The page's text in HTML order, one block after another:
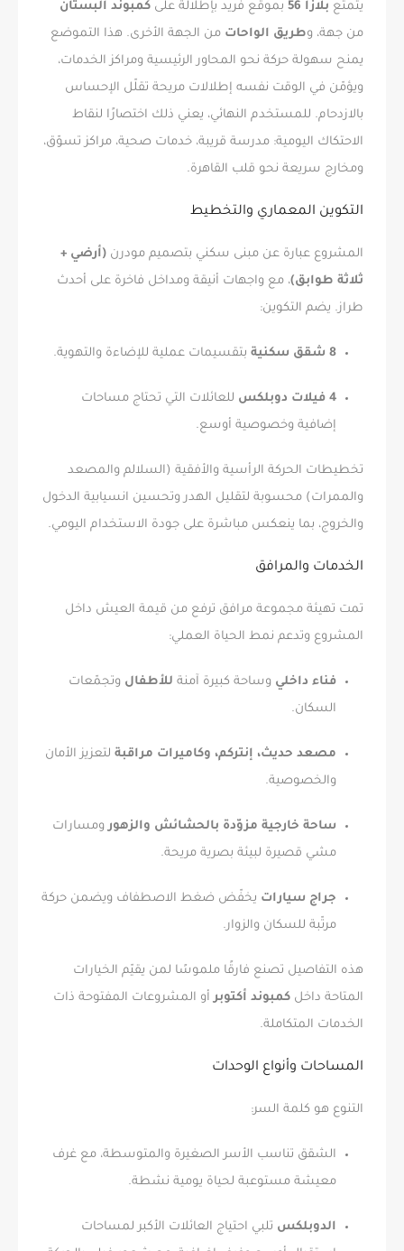
يتمتع بلازا 56 بموقع فريد بإطلالة على كمبوند البستان
من جهة، وطريق الواحات من الجهة الأخرى. هذا التموضع
يمنح سهولة حركة نحو المحاور الرئيسية ومراكز الخدمات،
ويؤمّن في الوقت نفسه إطلالات مريحة تقلّل الإحساس
بالازدحام. للمستخدم النهائي، يعني ذلك اختصارًا لنقاط
الاحتكاك اليومية: مدرسة قريبة، خدمات صحية، مراكز تسوّق،
ومخارج سريعة نحو قلب القاهرة.
التكوين المعماري والتخطيط
المشروع عبارة عن مبنى سكني بتصميم مودرن (أرضي +
ثلاثة طوابق)، مع واجهات أنيقة ومداخل فاخرة على أحدث
طراز. يضم التكوين:
8 شقق سكنية بتقسيمات عملية للإضاءة والتهوية.
4 فيلات دوبلكس
للعائلات التي تحتاج مساحات
إضافية وخصوصية أوسع.
تخطيطات الحركة الرأسية والأفقية (السلالم والمصعد
والممرات) محسوبة لتقليل الهدر وتحسين انسيابية الدخول
والخروج، بما ينعكس مباشرة على جودة الاستخدام اليومي.
الخدمات والمرافق
تمت تهيئة مجموعة مرافق ترفع من قيمة العيش داخل
المشروع وتدعم نمط الحياة العملي:
فناء داخلي وساحة كبيرة آمنة للأطفال وتجمّعات
السكان.
مصعد حديث، إنتركم، وكاميرات مراقبة لتعزيز الأمان
والخصوصية.
ساحة خارجية مزوّدة بالحشائش والزهور ومسارات
مشي قصيرة لبيئة بصرية مريحة.
جراج سيارات يخفّض ضغط الاصطفاف ويضمن حركة
مرتّبة للسكان والزوار.
هذه التفاصيل تصنع فارقًا ملموسًا لمن يقيّم الخيارات
المتاحة داخل كمبوند أكتوبر أو المشروعات المفتوحة ذات
الخدمات المتكاملة.
المساحات وأنواع الوحدات
التنوع هو كلمة السر:
الشقق تناسب الأسر الصغيرة والمتوسطة، مع غرف
معيشة مستوعبة لحياة يومية نشطة.
الدوبلكس تلبي احتياج العائلات الأكبر لمساحات